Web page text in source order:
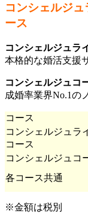
コンシェルジ
ース
コンシェルジュラ
本格的な婚活支援
コンシェルジュコ
成婚率業界No.1の
コース
コンシェルジュラ
コース
コンシェルジュコ
各コース共通
※金額は税別